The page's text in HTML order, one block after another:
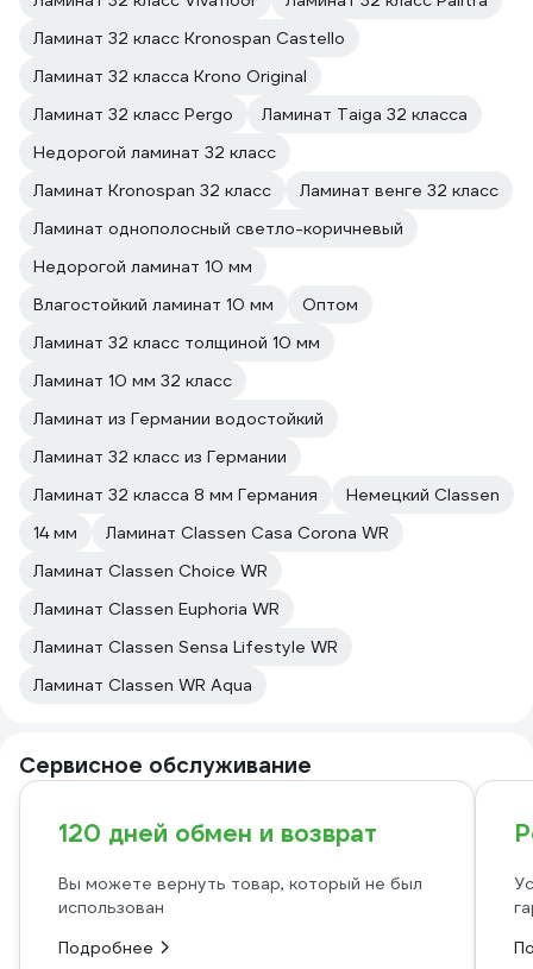
Ламинат 32 класс Kronospan Castello
Ламинат 32 класса Krono Original
Ламинат 32 класс Pergo
Ламинат Taiga 32 класса
Недорогой ламинат 32 класс
Ламинат Kronospan 32 класс
Ламинат венге 32 класс
Ламинат однополосный светло-коричневый
Недорогой ламинат 10 мм
Влагостойкий ламинат 10 мм
Оптом
Ламинат 32 класс толщиной 10 мм
Ламинат 10 мм 32 класс
Ламинат из Германии водостойкий
Ламинат 32 класс из Германии
Ламинат 32 класса 8 мм Германия
Немецкий Classen
14 мм
Ламинат Classen Casa Corona WR
Ламинат Classen Choice WR
Ламинат Classen Euphoria WR
Ламинат Classen Sensa Lifestyle WR
Ламинат Classen WR Aqua
Сервисное обслуживание
120 дней обмен и возврат
Вы можете вернуть товар, который не был
использован
Подробнее